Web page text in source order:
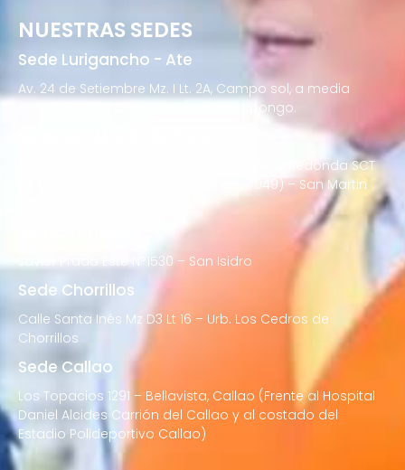
NUESTRAS SEDES
Sede Lurigancho - Ate
Av. 24 de Setiembre Mz. I Lt. 2A, Campo sol, a media
cuadra del Paradero Cabana, Carapongo.
Av. Francisco Bolognesi Nro. 101 Urb. Mesa Redonda SCT
02 (Esquina con Av. Gerardo Unger 7049) – San Martin
Javier Prado Este N°1530 – San Isidro
Sede Chorrillos
Calle Santa Inés Mz D3 Lt 16 – Urb. Los Cedros de
Chorrillos
Sede Callao
Los Topacios 1291 – Bellavista, Callao (Frente al Hospital
Daniel Alcides Carrión del Callao y al costado del
Estadio Polideportivo Callao)